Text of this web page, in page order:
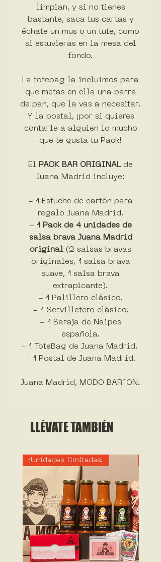
limpian, y si no tienes
bastante, saca tus cartas y
échate un mus o un tute, como
si estuvieras en la mesa del
fondo.
La totebag la incluimos para
que metas en ella una barra
de pan, que la vas a necesitar.
Y la postal, ¡por si quieres
contarle a alguien lo mucho
que te gusta tu Pack!
El PACK BAR ORIGINALde
Juana Madrid incluye:
- 1 Estuche de cartón para
regalo Juana Madrid.
- 1 Pack de 4 unidades de
salsa brava Juana Madrid
original (2 salsas bravas
originales, 1 salsa brava
suave, 1 salsa brava
extrapicante).
- 1 Palillero clásico.
- 1 Servilletero clásico.
- 1 Baraja de Naipes
española.
- 1 ToteBag de Juana Madrid.
- 1 Postal de Juana Madrid.
Juana Madrid, MODO BAR´ON.
LLÉVATE TAMBIÉN
¡Unidades limitadas!